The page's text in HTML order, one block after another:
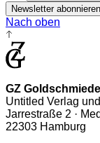
Newsletter abonnieren
Nach oben
GZ
Untitled Verlag
Jarrestraße 2 ·
22303 Hamburg